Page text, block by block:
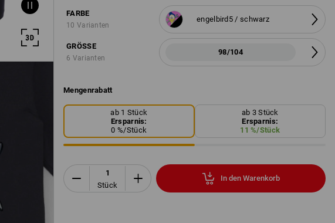
FARBE
10 Varianten
engelbird5 / schwarz
GRÖSSE
6 Varianten
98/104
Mengenrabatt
ab 1 Stück
Ersparnis:
0 %/Stück
ab 3 Stück
Ersparnis:
11 %/Stück
Stück
In den Warenkorb